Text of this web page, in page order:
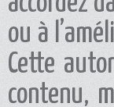
ou à
Cette
contenu,